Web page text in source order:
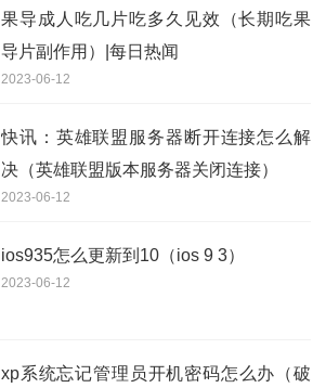
果导成人吃几片吃多久见效（长期吃果
导片副作用）|每日热闻
2023-06-12
快讯：英雄联盟服务器断开连接怎么解
决（英雄联盟版本服务器关闭连接）
2023-06-12
ios935怎么更新到10（ios 9 3）
2023-06-12
xp系统忘记管理员开机密码怎么办（破